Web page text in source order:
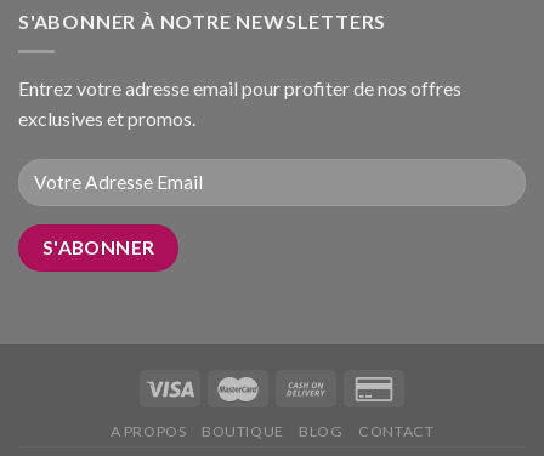
S'ABONNER À NOTRE NEWSLETTERS
Entrez votre adresse email pour profiter de nos offres
exclusives et promos.
A PROPOS BOUTIQUE BLOG CONTACT